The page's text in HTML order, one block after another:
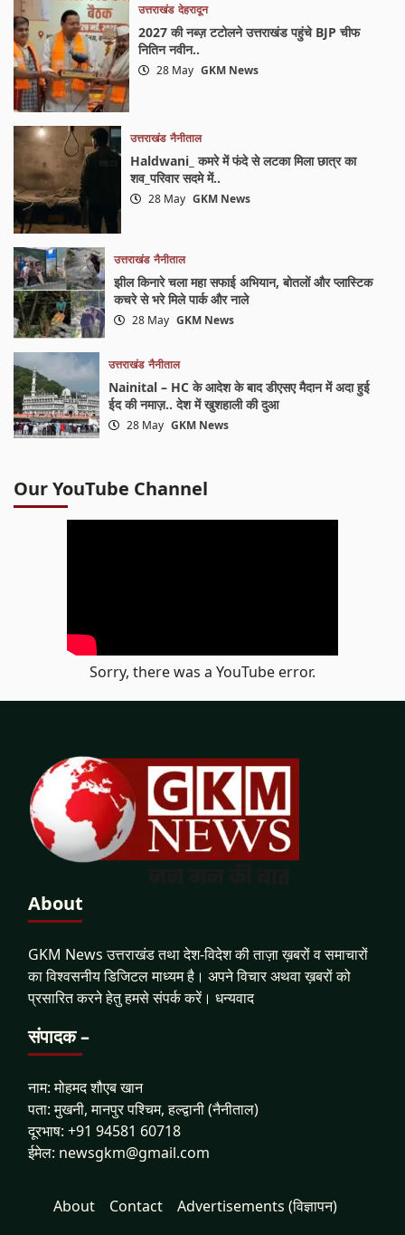
उत्तराखंड देहरादून
2027 की नब्ज़ टटोलने उत्तराखंड पहुंचे BJP चीफ
नितिन नवीन..
28 May GKM News
उत्तराखंड नैनीताल
Haldwani_ कमरे में फंदे से लटका मिला छात्र का
शव_परिवार सदमे में..
28 May GKM News
उत्तराखंड नैनीताल
झील किनारे चला महा सफाई अभियान, बोतलों और प्लास्टिक
कचरे से भरे मिले पार्क और नाले
28 May GKM News
उत्तराखंड नैनीताल
Nainital – HC के आदेश के बाद डीएसए मैदान में अदा हुई
ईद की नमाज़.. देश में खुशहाली की दुआ
28 May GKM News
Our YouTube Channel
Sorry, there was a YouTube error.
About
GKM News उत्तराखंड तथा देश-विदेश की ताज़ा ख़बरों व समाचारों
का विश्वसनीय डिजिटल माध्यम है। अपने विचार अथवा ख़बरों को
प्रसारित करने हेतु हमसे संपर्क करें। धन्यवाद
संपादक –
नाम: मोहमद शौएब खान
पता: मुखनी, मानपुर पश्चिम, हल्द्वानी (नैनीताल)
दूरभाष: +91 94581 60718
ईमेल: newsgkm@gmail.com
About Contact Advertisements (विज्ञापन)